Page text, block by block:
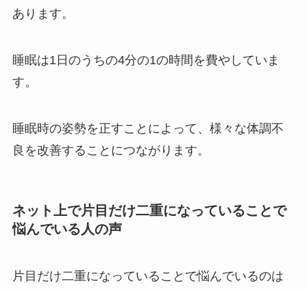
あります。
睡眠は1日のうちの4分の1の時間を費やしていま
す。
睡眠時の姿勢を正すことによって、様々な体調不
良を改善することにつながります。
ネット上で片目だけ二重になっていることで
悩んでいる人の声
片目だけ二重になっていることで悩んでいるのは